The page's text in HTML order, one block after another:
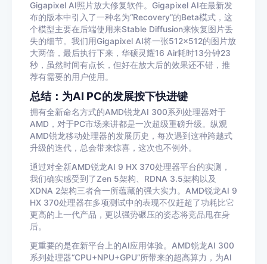
Gigapixel AI照片放大修复软件。Gigapixel AI在最新发
布的版本中引入了一种名为“Recovery”的Beta模式，这
个模型主要在后端使用来Stable Diffusion来恢复图片丢
失的细节。我们用Gigapixel AI将一张512×512的图片放
大两倍，最后执行下来，华硕灵耀16 Air耗时13分钟23
秒，虽然时间有点长，但好在放大后的效果还不错，推
荐有需要的用户使用。
总结：为AI PC的发展按下快进键
拥有全新命名方式的AMD锐龙AI 300系列处理器对于
AMD，对于PC市场来讲都是一次超级重磅升级。纵观
AMD锐龙移动处理器的发展历史，每次遇到这种跨越式
升级的迭代，总会带来惊喜，这次也不例外。
通过对全新AMD锐龙AI 9 HX 370处理器平台的实测，
我们确实感受到了Zen 5架构、RDNA 3.5架构以及
XDNA 2架构三者合一所蕴藏的强大实力。AMD锐龙AI 9
HX 370处理器在多项测试中的表现不仅赶超了功耗比它
更高的上一代产品，更以强势碾压的姿态将竞品甩在身
后。
更重要的是在新平台上的AI应用体验。AMD锐龙AI 300
系列处理器“CPU+NPU+GPU”所带来的超高算力，为AI